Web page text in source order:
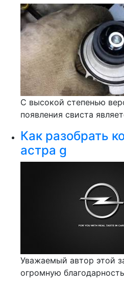
С высокой степенью
появления свиста
Как разобрать
астра g
Уважаемый автор этой
огромную